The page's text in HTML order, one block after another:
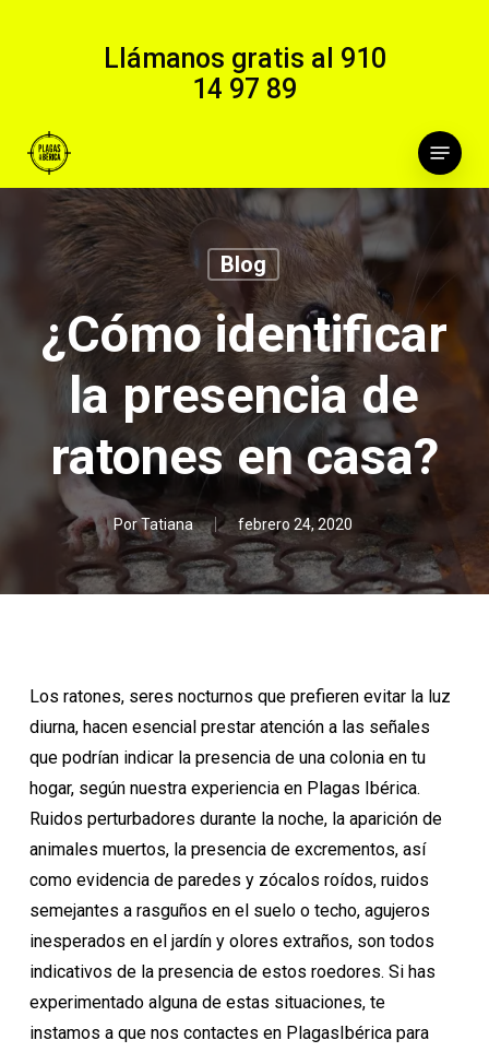
Llámanos gratis al 910
14 97 89
Menu
Blog
¿Cómo identificar
la presencia de
ratones en casa?
PorTatiana febrero 24, 2020
Los ratones, seres nocturnos que prefieren evitar la luz
diurna, hacen esencial prestar atención a las señales
que podrían indicar la presencia de una colonia en tu
hogar, según nuestra experiencia en Plagas Ibérica.
Ruidos perturbadores durante la noche, la aparición de
animales muertos, la presencia de excrementos, así
como evidencia de paredes y zócalos roídos, ruidos
semejantes a rasguños en el suelo o techo, agujeros
inesperados en el jardín y olores extraños, son todos
indicativos de la presencia de estos roedores. Si has
experimentado alguna de estas situaciones, te
instamos a que nos contactes en PlagasIbérica para